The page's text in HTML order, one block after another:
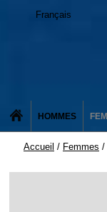
Français
HOMMES
Accueil / Femmes /